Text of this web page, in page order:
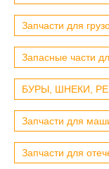
Запчасти для
Запасные части
БУРЫ, ШНЕКИ,
Запчасти для
Запчасти для